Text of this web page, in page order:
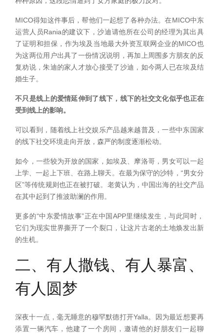
MICO得知这件事后，帮他们一起想了各种办法。在MICO中东
运营人员Rania的建议下，沙迪请他所在公司的经理为其出具
了证明和担保，作为埃及当地最大外资互联网企业的MICO也
为这两位用户出具了一份情况说明，再加上周围多方朋友的反
复劝说，朱迪的家人才放心接受了沙迪，如今两人已在埃及结
婚生子。
不只是线上的爱情延伸到了线下，线下的社交文化似乎也正在
受到线上的影响。
可以看到，随着线上社交娱乐产品越来越普及，一些中东国家
的线下社交环境走向开放，森严的制度逐渐松动。
如今，一些较为开放的国家，如埃及、摩洛哥，男女可以一起
上学、一起上下班、在路上聊天。在最为保守的沙特，“男女分
区”等传统规则也正在被打破。老黄认为，中国出海的社交产品
在其中起到了推波助澜的作用。
更多的“中东爱情故事”正在中国APP里继续发生，与此同时，
它们为现实世界撕开了一个裂口，让这片古老的土地焕发出新
的生机。
二、有人撒钱、有人暴富、
有人圆梦
深夜十一点，毫无睡意的穆罕默德打开Yalla。因为最近想要再
添置一辆汽车，他建了一个房间，邀请他的好朋友们一起聊